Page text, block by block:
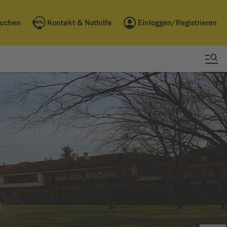
Kontakt & Nothilfe Einloggen/Registrieren